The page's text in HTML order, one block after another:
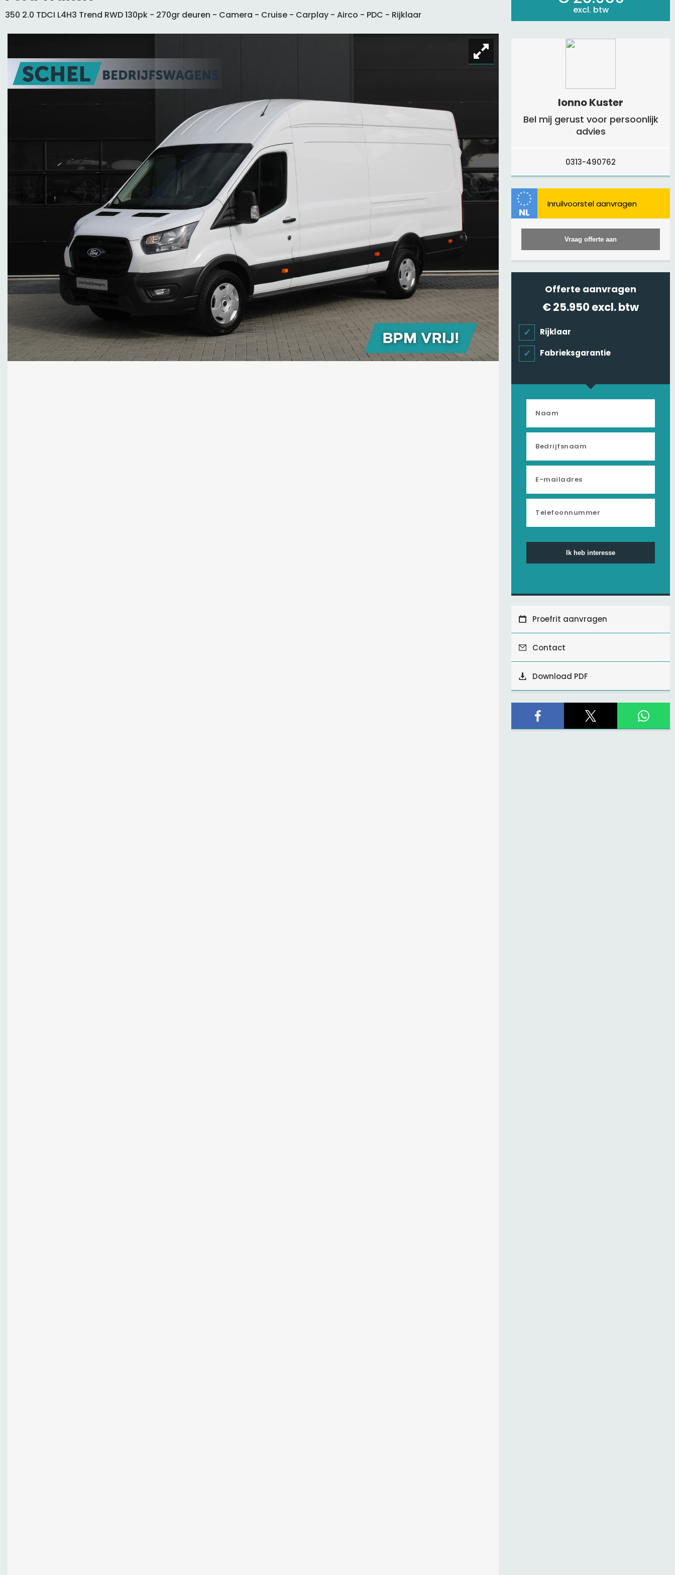
350 2.0 TDCI L4H3 Trend RWD 130pk - 270gr deuren - Camera - Cruise - Carplay - Airco - PDC - Rijklaar excl. btw
Ionno Kuster
Bel mij gerust voor persoonlijk
advies
0313-490762
NL
Vraag offerte aan
Offerte aanvragen
€ 25.950 excl. btw
Rijklaar
Fabrieksgarantie
Ik heb interesse
Proefrit aanvragen
Contact
Download PDF